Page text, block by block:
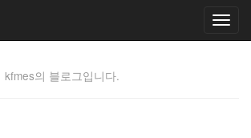
kfmes의 블로그입니다.